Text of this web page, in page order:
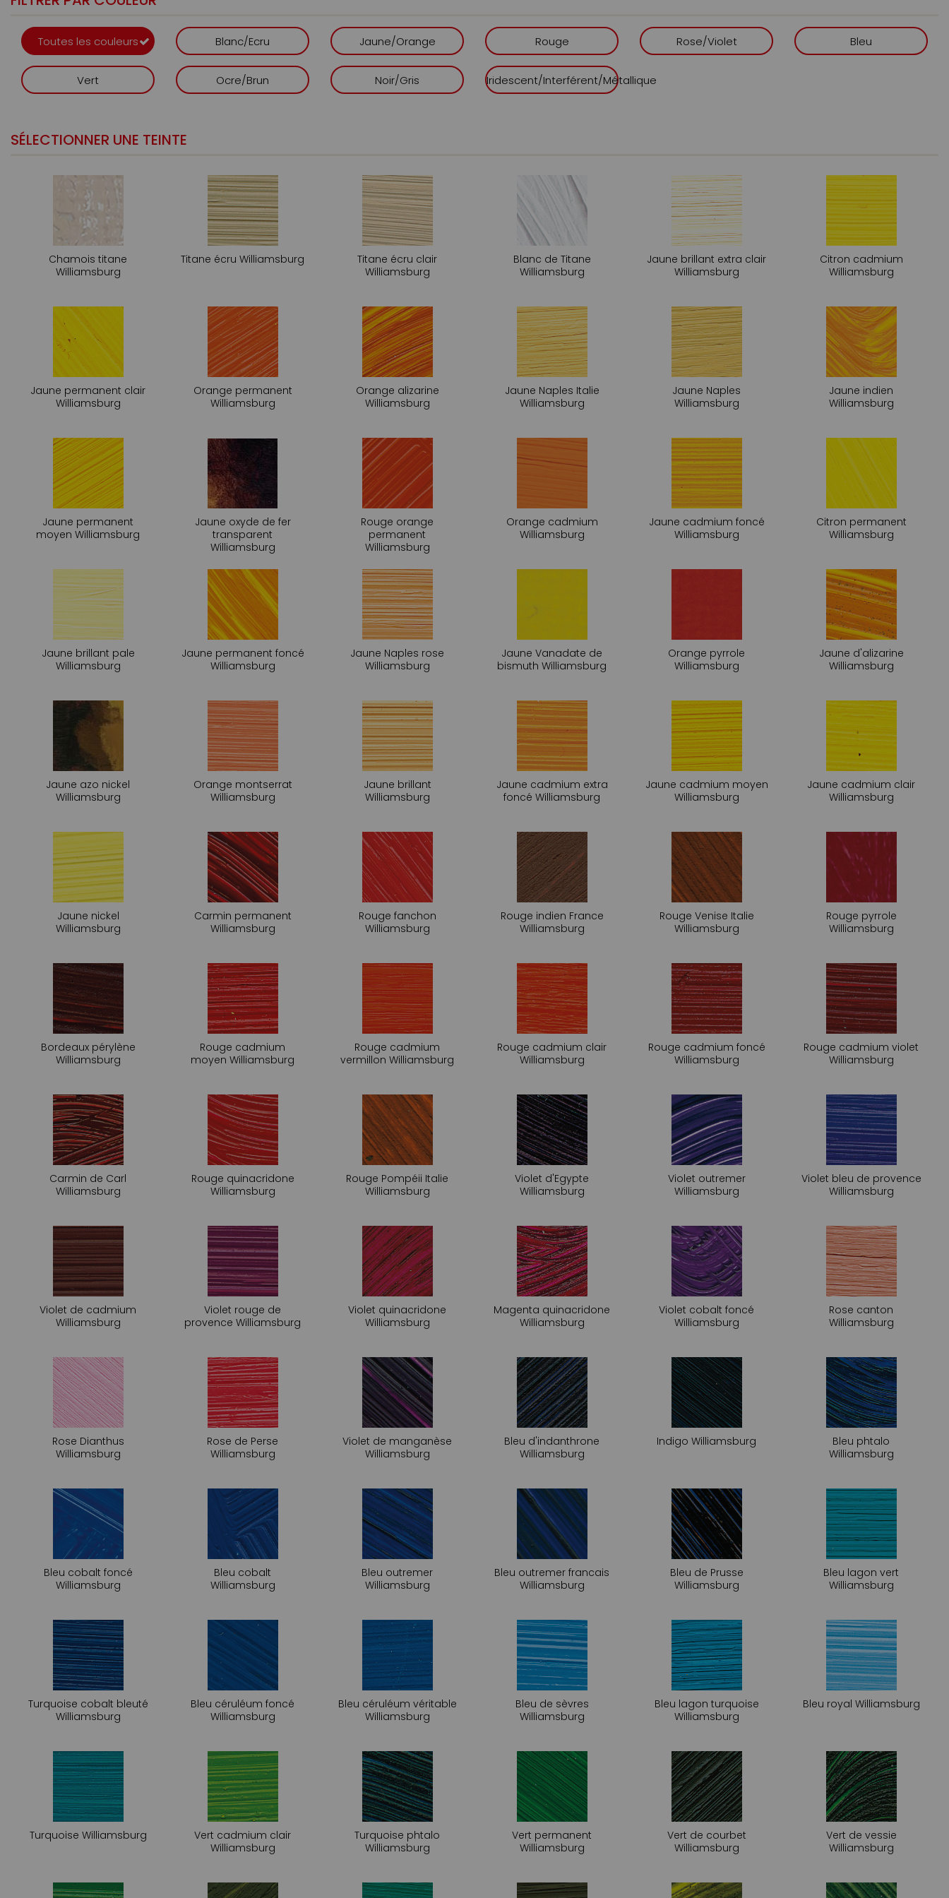
recherches chromatiques fines que les applications plus généreuses au
couteau ou au pinceau. En pratique, elle trouve sa place dans un atelier
domestique, un cours de beaux-arts ou un travail de série sur toile et panneau.
Ce que cette formulation apporte
Texture épaisse et onctueuse, adaptée au travail de matière.
Recherche de couleurs d’origine inspirées des peintres d’antan.
Toutes les couleurs Blanc/Ecru Jaune/Orange Rouge Rose/Violet Bleu
Vert Ocre/Brun Noir/Gris Iridescent/Interférent/Métallique
SÉLECTIONNER UNE TEINTE
Chamois titane
Williamsburg
Titane écru Williamsburg
Titane écru clair
Williamsburg
Blanc de Titane
Williamsburg
Jaune brillant extra clair
Williamsburg
Citron cadmium
Williamsburg
Jaune permanent clair
Williamsburg
Orange permanent
Williamsburg
Orange alizarine
Williamsburg
Jaune Naples Italie
Williamsburg
Jaune Naples
Williamsburg
Jaune indien
Williamsburg
Jaune permanent
moyen Williamsburg
Jaune oxyde de fer
transparent
Williamsburg
Rouge orange
permanent
Williamsburg
Orange cadmium
Williamsburg
Jaune cadmium foncé
Williamsburg
Citron permanent
Williamsburg
Jaune brillant pale
Williamsburg
Jaune permanent foncé
Williamsburg
Jaune Naples rose
Williamsburg
Jaune Vanadate de
bismuth Williamsburg
Orange pyrrole
Williamsburg
Jaune d'alizarine
Williamsburg
Jaune azo nickel
Williamsburg
Orange montserrat
Williamsburg
Jaune brillant
Williamsburg
Jaune cadmium extra
foncé Williamsburg
Jaune cadmium moyen
Williamsburg
Jaune cadmium clair
Williamsburg
Jaune nickel
Williamsburg
Carmin permanent
Williamsburg
Rouge fanchon
Williamsburg
Rouge indien France
Williamsburg
Rouge Venise Italie
Williamsburg
Rouge pyrrole
Williamsburg
Bordeaux pérylène
Williamsburg
Rouge cadmium
moyen Williamsburg
Rouge cadmium
vermillon Williamsburg
Rouge cadmium clair
Williamsburg
Rouge cadmium foncé
Williamsburg
Rouge cadmium violet
Williamsburg
Carmin de Carl
Williamsburg
Rouge quinacridone
Williamsburg
Rouge Pompéii Italie
Williamsburg
Violet d'Egypte
Williamsburg
Violet outremer
Williamsburg
Violet bleu de provence
Williamsburg
Violet de cadmium
Williamsburg
Violet rouge de
provence Williamsburg
Violet quinacridone
Williamsburg
Magenta quinacridone
Williamsburg
Violet cobalt foncé
Williamsburg
Rose canton
Williamsburg
Rose Dianthus
Williamsburg
Rose de Perse
Williamsburg
Violet de manganèse
Williamsburg
Bleu d'indanthrone
Williamsburg
Indigo Williamsburg
Bleu phtalo
Williamsburg
Bleu cobalt foncé
Williamsburg
Bleu cobalt
Williamsburg
Bleu outremer
Williamsburg
Bleu outremer francais
Williamsburg
Bleu de Prusse
Williamsburg
Bleu lagon vert
Williamsburg
Turquoise cobalt bleuté
Williamsburg
Bleu céruléum foncé
Williamsburg
Bleu céruléum véritable
Williamsburg
Bleu de sèvres
Williamsburg
Bleu lagon turquoise
Williamsburg
Bleu royal Williamsburg
Turquoise Williamsburg
Vert cadmium clair
Williamsburg
Turquoise phtalo
Williamsburg
Vert permanent
Williamsburg
Vert de courbet
Williamsburg
Vert de vessie
Williamsburg